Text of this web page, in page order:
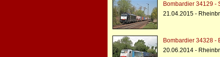
Bombardier 34129 -
21.04.2015 -
Bombardier 34328 -
20.06.2014 -